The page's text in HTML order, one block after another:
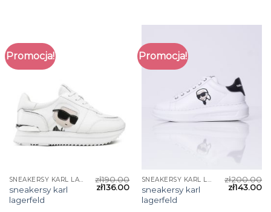
Promocja!
sneakersy karl
lagerfeld
zł190.00
zł136.00
Promocja!
sneakersy karl
lagerfeld
zł200.00
zł143.00